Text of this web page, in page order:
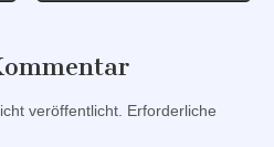
veröffentlicht. Erforderliche